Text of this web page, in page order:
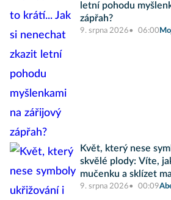
letní pohodu
zápřah?
9. srpna 2026 06:00
Květ, který nese
skvělé plody: Víte,
mučenku a sklízet
9. srpna 2026 00:09